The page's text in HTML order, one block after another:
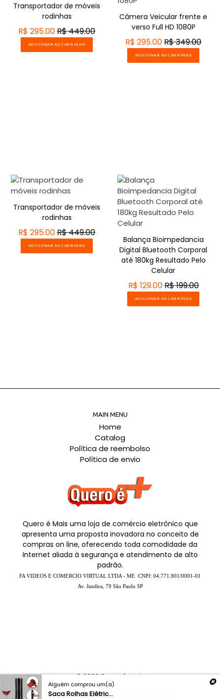
Transportador de móveis
rodinhas
R$ 295.00R$ 449.00
ADICIONAR AO CARRINHO
Câmera Veicular frente e
verso Full HD 1080P
R$ 295.00R$ 349.00
ADICIONAR AO CARRINHO
Transportador de móveis
rodinhas
R$ 295.00R$ 449.00
ADICIONAR AO CARRINHO
Balança Bioimpedancia
Digital Bluetooth Corporal
até 180kg Resultado Pelo
Celular
R$ 129.00R$ 199.00
ADICIONAR AO CARRINHO
MAIN MENU
Home
Catalog
Política de reembolso
Política de envio
Quero é Mais uma loja de comércio eletrônico que
apresenta uma proposta inovadora no conceito de
compras on line, oferecendo toda comodidade da
Internet aliada à segurança e atendimento de alto
padrão.
FA VIDEOS E COMERCIO VIRTUAL LTDA - ME CNPJ: 04.771.801/0001-01
Av. Jandira, 79 São Paulo SP
© 2026Quero é mais
Alguém comprou um(a)
Saca Rolhas Elétric...